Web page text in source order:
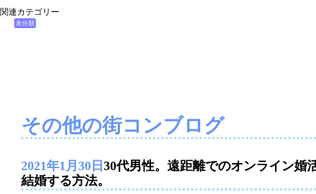
関連カテゴリー
未分類
その他の街コンブログ
2021年1月30日 30代男性。遠距離でのオンライン婚
結婚する方法。